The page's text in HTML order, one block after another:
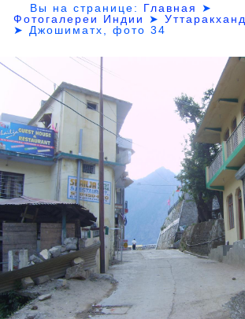
Вы на странице: Главная
➤
Фотогалереи Индии
➤Уттаракханд
➤ Джошиматх, фото 34